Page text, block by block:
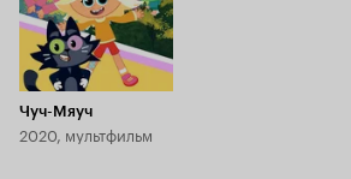
Чуч-Мяуч
2020, мультфильм